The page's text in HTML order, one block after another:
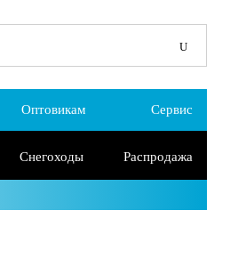
Оптовикам Сервис
Снегоходы Распродажа